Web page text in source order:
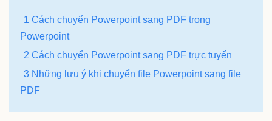
1 Cách chuyển Powerpoint sang PDF trong
Powerpoint
2 Cách chuyển Powerpoint sang PDF trực tuyến
3 Những lưu ý khi chuyển file Powerpoint sang file
PDF